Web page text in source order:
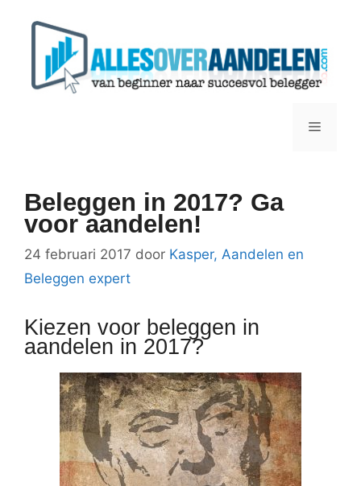
Menu
Beleggen in 2017? Ga
voor aandelen!
24 februari 2017 door Kasper, Aandelen en
Beleggen expert
Kiezen voor beleggen in
aandelen in 2017?